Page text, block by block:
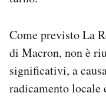
Come previsto La
di Macron, non è
significativi, a
radicamento locale